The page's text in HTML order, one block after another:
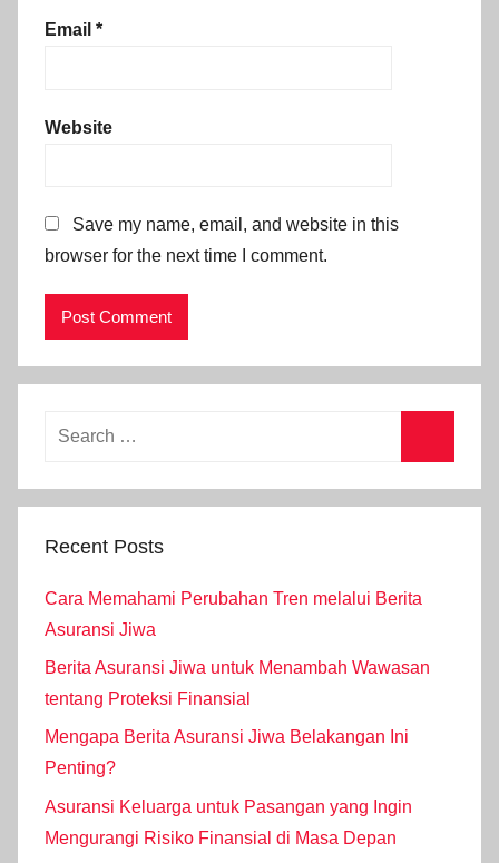
Email *
Website
Save my name, email, and website in this
browser for the next time I comment.
Recent Posts
Cara Memahami Perubahan Tren melalui Berita
Asuransi Jiwa
Berita Asuransi Jiwa untuk Menambah Wawasan
tentang Proteksi Finansial
Mengapa Berita Asuransi Jiwa Belakangan Ini
Penting?
Asuransi Keluarga untuk Pasangan yang Ingin
Mengurangi Risiko Finansial di Masa Depan